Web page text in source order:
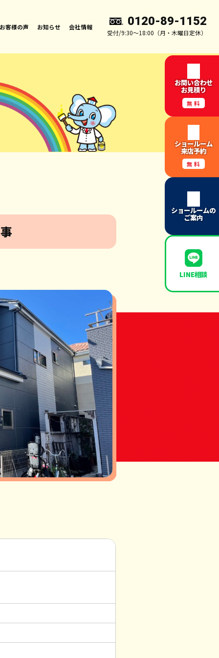
お客様の声 お知らせ 会社情報 0120-89-1152
受付/9:30～18:00（月・木曜日定休）
お問い合わせ
お見積り
無料
ショールーム
来店予約
無料
ショールームの
ご案内
LINE相談